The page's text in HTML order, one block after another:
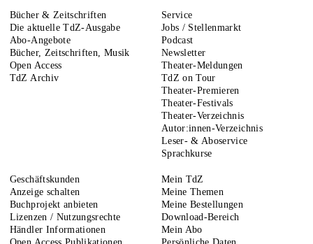
Bücher & Zeitschriften
Die aktuelle TdZ-Ausgabe
Abo-Angebote
Bücher, Zeitschriften, Musik
Open Access
TdZ Archiv
Service
Jobs / Stellenmarkt
Podcast
Newsletter
Theater-Meldungen
TdZ on Tour
Theater-Premieren
Theater-Festivals
Theater-Verzeichnis
Autor:innen-Verzeichnis
Leser- & Aboservice
Sprachkurse
Geschäftskunden
Anzeige schalten
Buchprojekt anbieten
Lizenzen / Nutzungsrechte
Händler Informationen
Mein TdZ
Meine Themen
Meine Bestellungen
Download-Bereich
Mein Abo